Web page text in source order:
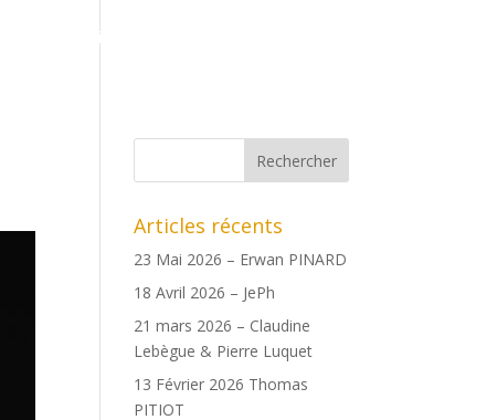
Boutique
Articles récents
23 Mai 2026 – Erwan PINARD
18 Avril 2026 – JePh
21 mars 2026 – Claudine
Lebègue & Pierre Luquet
13 Février 2026 Thomas
PITIOT